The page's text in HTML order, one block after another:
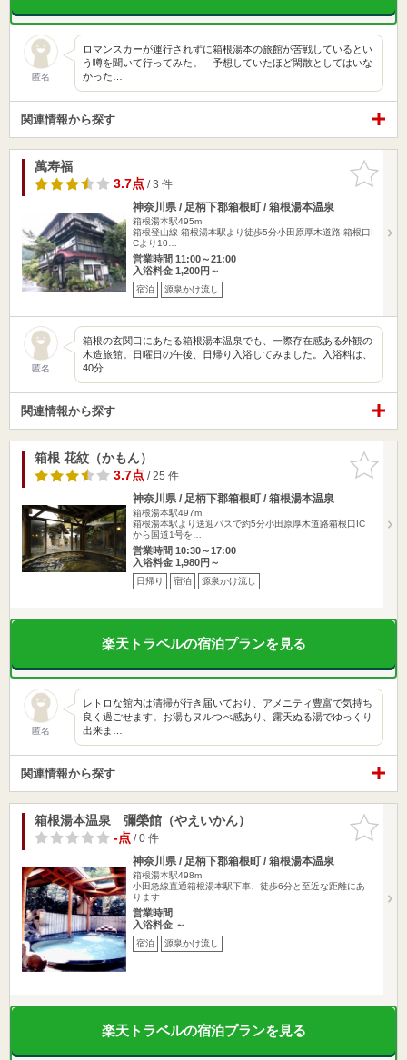
匿名
ロマンスカーが運行されずに箱根湯本の旅館が苦戦しているとい
う噂を聞いて行ってみた。 予想していたほど閑散としてはいな
かった…
関連情報から探す
お気に入
りに追加
萬寿福
3.7点/ 3 件
神奈川県 / 足柄下郡箱根町 / 箱根湯本温泉
箱根湯本駅495m
箱根登山線 箱根湯本駅より徒歩5分小田原厚木道路 箱根口I
Cより10…
営業時間 11:00～21:00
入浴料金 1,200円～
宿泊 源泉かけ流し
匿名
箱根の玄関口にあたる箱根湯本温泉でも、一際存在感ある外観の
木造旅館。日曜日の午後、日帰り入浴してみました。入浴料は、
40分…
関連情報から探す
お気に入
りに追加
箱根 花紋（かもん）
3.7点/ 25 件
神奈川県 / 足柄下郡箱根町 / 箱根湯本温泉
箱根湯本駅497m
箱根湯本駅より送迎バスで約5分小田原厚木道路箱根口IC
から国道1号を…
営業時間 10:30～17:00
入浴料金 1,980円～
日帰り 宿泊 源泉かけ流し
楽天トラベルの宿泊プランを見る
匿名
レトロな館内は清掃が行き届いており、アメニティ豊富で気持ち
良く過ごせます。お湯もヌルつべ感あり、露天ぬる湯でゆっくり
出来ま…
関連情報から探す
お気に入
りに追加
箱根湯本温泉 彌榮館（やえいかん）
-点/ 0 件
神奈川県 / 足柄下郡箱根町 / 箱根湯本温泉
箱根湯本駅498m
小田急線直通箱根湯本駅下車、徒歩6分と至近な距離にあ
ります
営業時間
入浴料金 ～
宿泊 源泉かけ流し
楽天トラベルの宿泊プランを見る